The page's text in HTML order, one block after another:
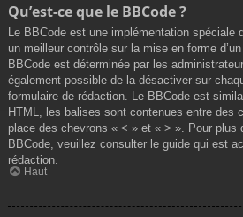
Qu’est-ce que le BBCode ?
Le BBCode est une implémentation
un meilleur contrôle sur la mise en forme
BBCode est déterminée par les
également possible de la désactiver sur
formulaire de rédaction. Le BBCode est
HTML, les balises sont contenues entre des
place des chevrons « < » et « > ». Pour plus
BBCode, veuillez consulter le guide qui est
rédaction.
Haut